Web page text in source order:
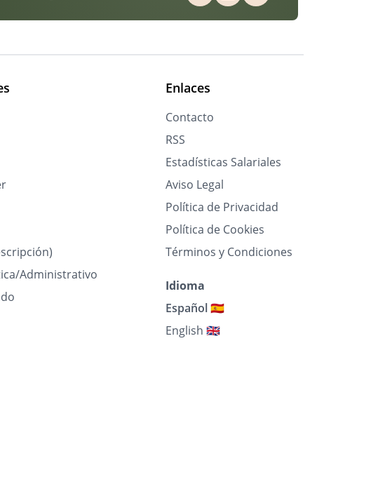
Administrativo
Enlaces
Contacto
RSS
Estadísticas Salariales
Aviso Legal
Política de Privacidad
Política de Cookies
Términos y Condiciones
Idioma
Español 🇪🇸
English 🇬🇧